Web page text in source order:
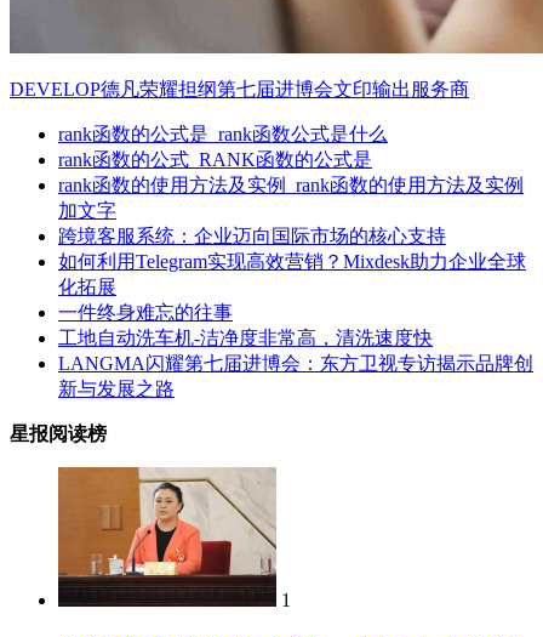
DEVELOP德凡荣耀担纲第七届进博会文印输出服务商
rank函数的公式是_rank函数公式是什么
rank函数的公式_RANK函数的公式是
rank函数的使用方法及实例_rank函数的使用方法及实例
加文字
跨境客服系统：企业迈向国际市场的核心支持
如何利用Telegram实现高效营销？Mixdesk助力企业全球
化拓展
一件终身难忘的往事
工地自动洗车机-洁净度非常高，清洗速度快
LANGMA闪耀第七届进博会：东方卫视专访揭示品牌创
新与发展之路
星报阅读榜
1